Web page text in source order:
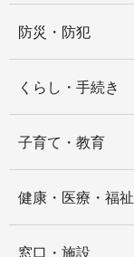
防災・防犯
くらし・手続き
子育て・教育
健康・医療・福祉
窓口・施設